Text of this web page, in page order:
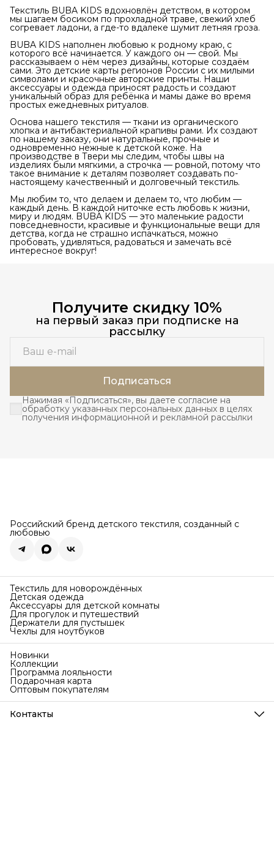
Текстиль BUBA KIDS вдохновлён детством, в котором
мы шагаем босиком по прохладной траве, свежий хлеб
согревает ладони, а где-то вдалеке шумит летняя гроза.
BUBA KIDS наполнен любовью к родному краю, с
которого всё начинается. У каждого он — свой. Мы
рассказываем о нём через дизайны, которые создаём
сами. Это детские карты регионов России с их милыми
символами и красочные авторские принты. Наши
аксессуары и одежда приносят радость и создают
уникальный образ для ребёнка и мамы даже во время
простых ежедневных ритуалов.
Основа нашего текстиля — ткани из органического
хлопка и антибактериальной крапивы рами. Их создают
по нашему заказу, они натуральные, прочные и
одновременно нежные к детской коже. На
производстве в Твери мы следим, чтобы швы на
изделиях были мягкими, а строчка — ровной, потому что
такое внимание к деталям позволяет создавать по-
настоящему качественный и долговечный текстиль.
Мы любим то, что делаем и делаем то, что любим —
каждый день. В каждой ниточке есть любовь к жизни,
миру и людям. BUBA KIDS — это маленькие радости
повседневности, красивые и функциональные вещи для
детства, когда не страшно испачкаться, можно
пробовать, удивляться, радоваться и замечать всё
интересное вокруг!
Получите скидку 10%
на первый заказ при подписке на
рассылку
Подписаться
Нажимая «Подписаться», вы даете согласие на
обработку указанных персональных данных в целях
получения информационной и рекламной рассылки
Российский бренд детского текстиля, созданный с
любовью
Текстиль для новорождённых
Детская одежда
Аксессуары для детской комнаты
Для прогулок и путешествий
Держатели для пустышек
Чехлы для ноутбуков
Новинки
Коллекции
Программа лояльности
Подарочная карта
Оптовым покупателям
Контакты